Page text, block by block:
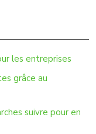
les entreprises
grâce au
suivre pour en